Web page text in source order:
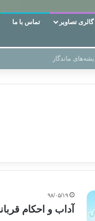
گالری تصاویر تماس با ما
۹۸/۰۵/۱۹
آداب و احکام